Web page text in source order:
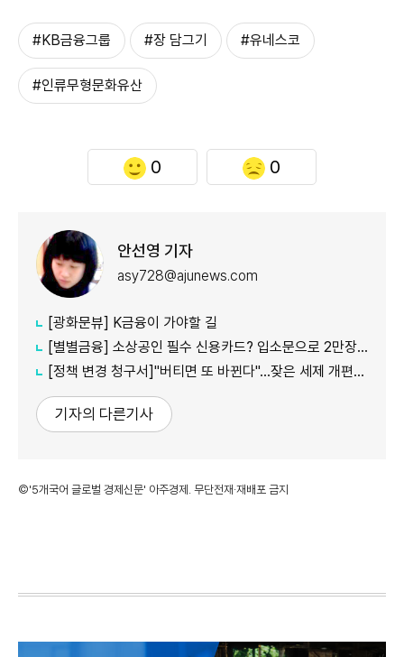
#KB금융그룹 #장 담그기 #유네스코
#인류무형문화유산
0 0
안선영 기자
asy728@ajunews.com
[광화문뷰] K금융이 가야할 길
[별별금융] 소상공인 필수 신용카드? 입소문으로 2만장 발급
[정책 변경 청구서]"버티면 또 바뀐다"…잦은 세제 개편이 키운 '학습 효과'
기자의 다른기사
©'5개국어 글로벌 경제신문' 아주경제. 무단전재·재배포 금지